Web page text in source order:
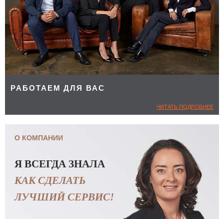
РАБОТАЕМ ДЛЯ ВАС
ЧИТАТЬ ПОДРОБНЕЕ
О КОМПАНИИ
Я ВСЕГДА ЗНАЛА
КАК СДЕЛАТЬ
ЛУЧШИЙ СЕРВИС!